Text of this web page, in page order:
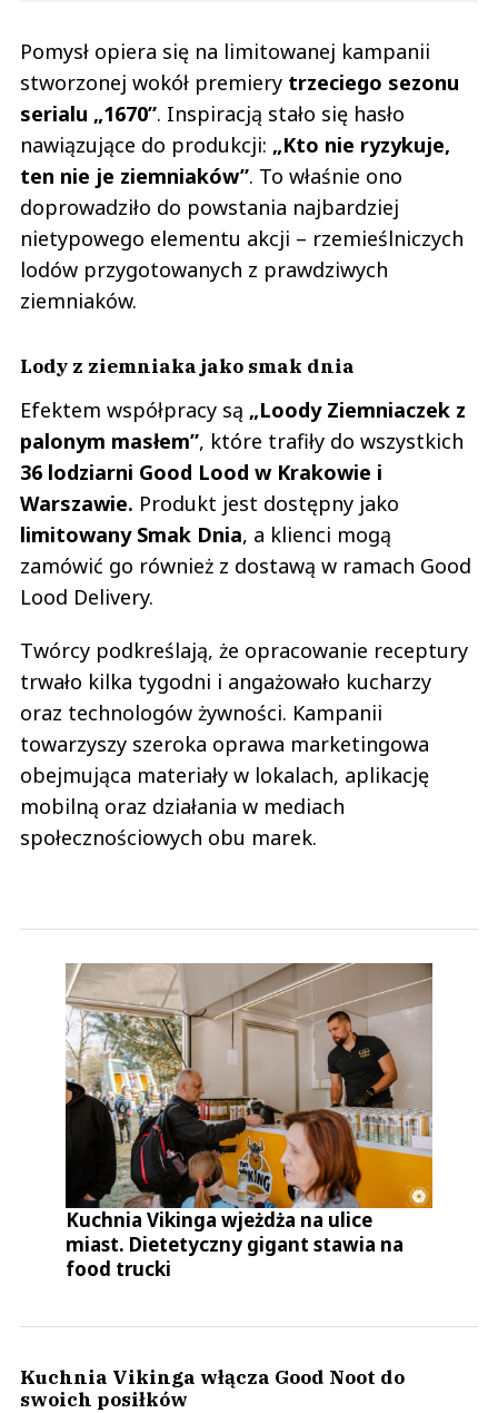
Pomysł opiera się na limitowanej kampanii
stworzonej wokół premiery trzeciego sezonu
serialu „1670”. Inspiracją stało się hasło
nawiązujące do produkcji: „Kto nie ryzykuje,
ten nie je ziemniaków”. To właśnie ono
doprowadziło do powstania najbardziej
nietypowego elementu akcji – rzemieślniczych
lodów przygotowanych z prawdziwych
ziemniaków.
Lody z ziemniaka jako smak dnia
Efektem współpracy są „Loody Ziemniaczek z
palonym masłem”, które trafiły do wszystkich
36 lodziarni Good Lood w Krakowie i
Warszawie. Produkt jest dostępny jako
limitowany Smak Dnia, a klienci mogą
zamówić go również z dostawą w ramach Good
Lood Delivery.
Twórcy podkreślają, że opracowanie receptury
trwało kilka tygodni i angażowało kucharzy
oraz technologów żywności. Kampanii
towarzyszy szeroka oprawa marketingowa
obejmująca materiały w lokalach, aplikację
mobilną oraz działania w mediach
społecznościowych obu marek.
Kuchnia Vikinga wjeżdża na ulice
miast. Dietetyczny gigant stawia na
food trucki
Kuchnia Vikinga włącza Good Noot do
swoich posiłków